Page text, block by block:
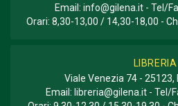
Email: info@gilena.it- Tel/
Orari: 8,30-13,00 / 14,30-18,00 -
LIBRERIA
Viale Venezia 74 - 25123,
Email: libreria@gilena.it- Tel/